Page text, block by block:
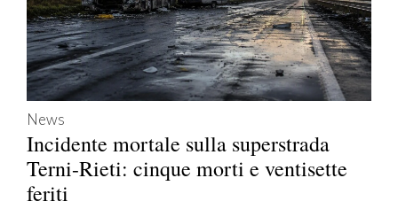
News
Incidente mortale sulla superstrada
Terni-Rieti: cinque morti e ventisette
feriti